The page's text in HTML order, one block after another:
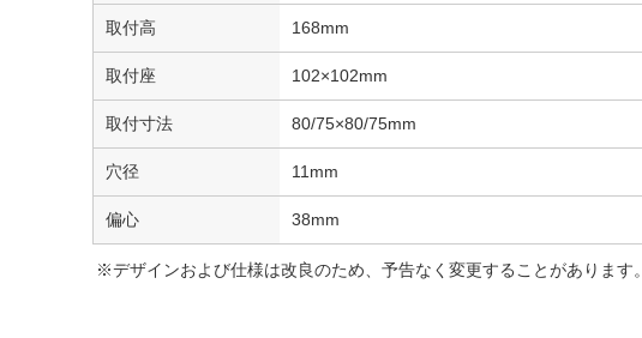
取付高 168mm
取付座 102×102mm
取付寸法 80/75×80/75mm
穴径 11mm
偏心 38mm
※デザインおよび仕様は改良のため、予告なく変更することがあります。